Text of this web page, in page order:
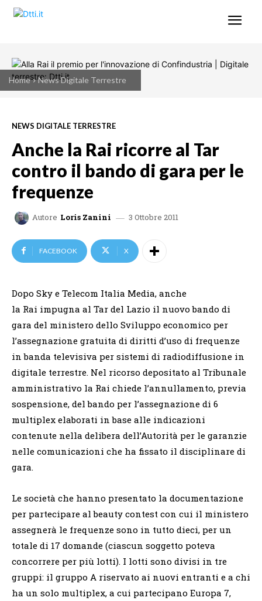
Home News Digitale Terrestre
NEWS DIGITALE TERRESTRE
Anche la Rai ricorre al Tar
contro il bando di gara per le
frequenze
Autore Loris Zanini 3 Ottobre 2011
FACEBOOK X
Dopo Sky e Telecom Italia Media, anche
la Rai impugna al Tar del Lazio il nuovo bando di
gara del ministero dello Sviluppo economico per
l’assegnazione gratuita di diritti d’uso di frequenze
in banda televisiva per sistemi di radiodiffusione in
digitale terrestre. Nel ricorso depositato al Tribunale
amministrativo la Rai chiede l’annullamento, previa
sospensione, del bando per l’assegnazione di 6
multiplex elaborati in base alle indicazioni
contenute nella delibera dell’Autorità per le garanzie
nelle comunicazioni che ha fissato il disciplinare di
gara.
Le società che hanno presentato la documentazione
per partecipare al beauty contest con cui il ministero
assegnerà le frequenze sono in tutto dieci, per un
totale di 17 domande (ciascun soggetto poteva
concorrere per più lotti). I lotti sono divisi in tre
gruppi: il gruppo A riservato ai nuovi entranti e a chi
ha un solo multiplex, a cui partecipano Europa 7,